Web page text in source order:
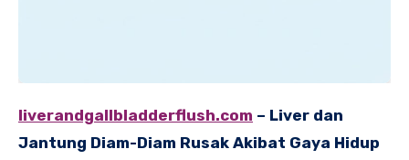
liverandgallbladderflush.com – Liver dan
Jantung Diam-Diam Rusak Akibat Gaya Hidup